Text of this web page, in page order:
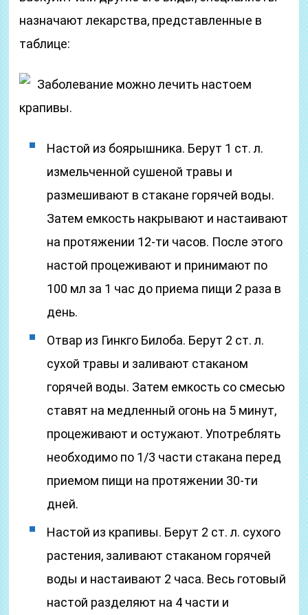
назначают лекарства, представленные в
таблице:
Заболевание можно лечить настоем
крапивы.
Настой из боярышника. Берут 1 ст. л.
измельченной сушеной травы и
размешивают в стакане горячей воды.
Затем емкость накрывают и настаивают
на протяжении 12-ти часов. После этого
настой процеживают и принимают по
100 мл за 1 час до приема пищи 2 раза в
день.
Отвар из Гинкго Билоба. Берут 2 ст. л.
сухой травы и заливают стаканом
горячей воды. Затем емкость со смесью
ставят на медленный огонь на 5 минут,
процеживают и остужают. Употреблять
необходимо по 1/3 части стакана перед
приемом пищи на протяжении 30-ти
дней.
Настой из крапивы. Берут 2 ст. л. сухого
растения, заливают стаканом горячей
воды и настаивают 2 часа. Весь готовый
настой разделяют на 4 части и